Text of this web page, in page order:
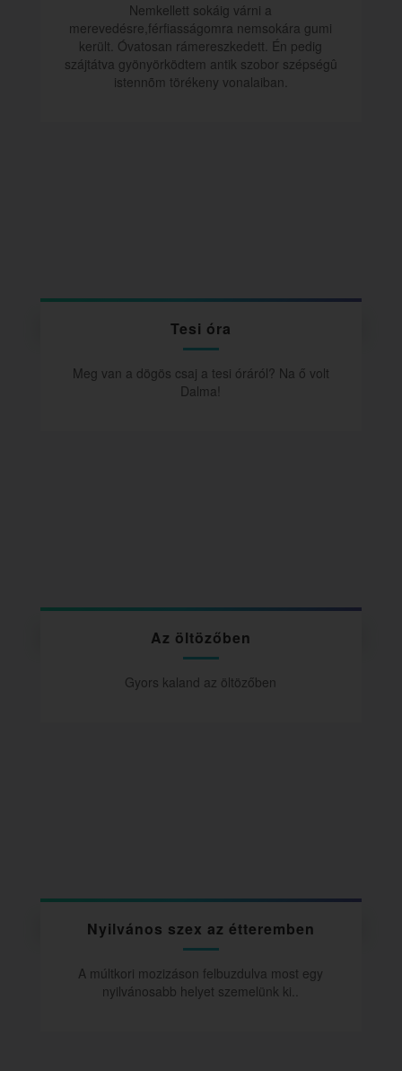
Nemkellett sokáig várni a
merevedésre,férfiasságomra nemsokára gumi
került. Óvatosan rámereszkedett. Én pedig
szájtátva gyönyörködtem antik szobor szépségû
istennõm törékeny vonalaiban.
Tesi óra
Meg van a dögös csaj a tesi óráról? Na ő volt
Dalma!
Az öltözőben
Gyors kaland az öltözőben
Nyilvános szex az étteremben
A múltkori mozizáson felbuzdulva most egy
nyilvánosabb helyet szemelünk ki..